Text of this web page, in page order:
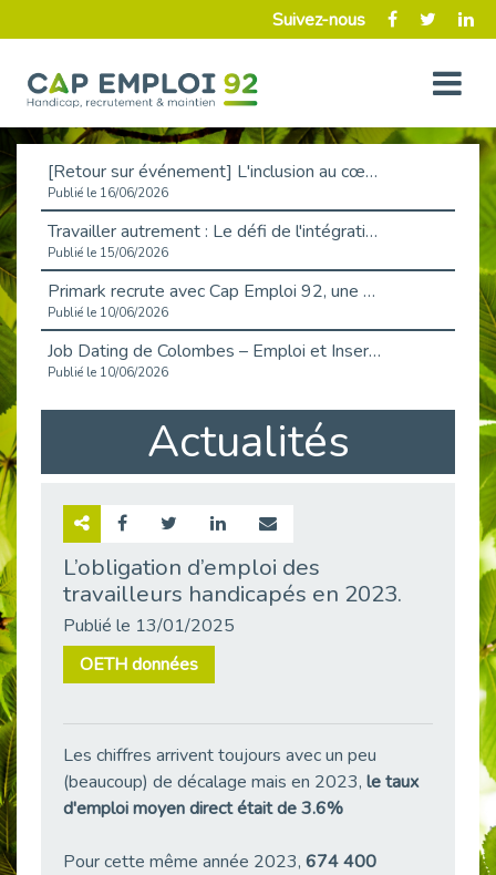
Suivez-nous
[Retour sur événement] L'inclusion au cœur de la Place de l'Emploi à La Défense !
Publié le 16/06/2026
Travailler autrement : Le défi de l'intégration des maladies chroniques en entreprise
Publié le 15/06/2026
Primark recrute avec Cap Emploi 92, une matinée couronnée de succès !
Publié le 10/06/2026
Job Dating de Colombes – Emploi et Insertion
Publié le 10/06/2026
Aborder l'entretien et la situation de handicap en toute confiance
Publié le 09/06/2026
Retour sur l’atelier « Optimiser sa recherche d’emploi »
Emploi & Handicap : Hachette Livre et Cap emploi 92 renforcent leur collaboration
Publié le 30/05/2026
Handicap et emploi : une matinée pour briser les tabous
Publié le 21/05/2026
Publié le 18/05/2026
Actualités
L’obligation d’emploi des
travailleurs handicapés en 2023.
Publié le 13/01/2025
OETH données
Les chiffres arrivent toujours avec un peu
(beaucoup) de décalage mais en 2023, le taux
d'emploi moyen direct était de 3.6%
Pour cette même année 2023, 674 400